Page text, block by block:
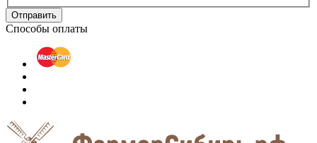
Отправить
Способы оплаты